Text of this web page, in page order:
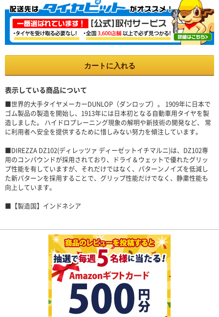
カートに入れる
表示している商品について
■世界的大手タイヤメーカーDUNLOP（ダンロップ）。 1909年に日本で
ゴム製品の製造を開始し、1913年には日本初となる自動車用タイヤを製
造しました。 ハイドロプレーニング現象の解明や新技術の開発など、 常
に利用者へ安全を提供するために惜しみない努力を傾注しています。
■DIREZZA DZ102(ディレッツァ ディーゼットイチマルニ)は、DZ102専
用のコンパウンドが採用されており、ドライ＆ウェットで優れたグリッ
プ性能を有していますが、それだけではなく、パターンノイズを低減し
た新パターンを採用することで、グリップ性能だけでなく、静粛性能も
向上しています。
■【製造国】インドネシア